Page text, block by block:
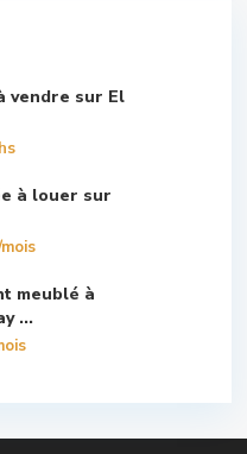
vendre sur El
à louer sur
meublé à
...